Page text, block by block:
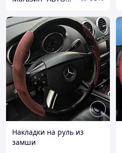
Накладки на руль из
замши